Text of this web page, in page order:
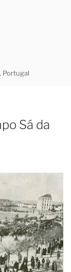
Portugal
Sá da